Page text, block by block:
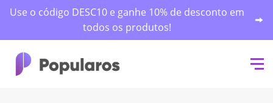
Use o código DESC10 e ganhe 10% de desconto em
todos os produtos!